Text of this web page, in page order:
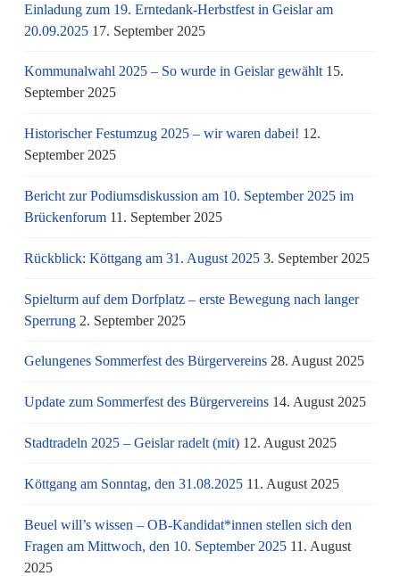
Einladung zum 19. Erntedank-Herbstfest in Geislar am
20.09.2025 17. September 2025
Kommunalwahl 2025 – So wurde in Geislar gewählt 15.
September 2025
Historischer Festumzug 2025 – wir waren dabei! 12.
September 2025
Bericht zur Podiumsdiskussion am 10. September 2025 im
Brückenforum 11. September 2025
Rückblick: Köttgang am 31. August 2025 3. September 2025
Spielturm auf dem Dorfplatz – erste Bewegung nach langer
Sperrung 2. September 2025
Gelungenes Sommerfest des Bürgervereins 28. August 2025
Update zum Sommerfest des Bürgervereins 14. August 2025
Stadtradeln 2025 – Geislar radelt (mit) 12. August 2025
Köttgang am Sonntag, den 31.08.2025 11. August 2025
Beuel will’s wissen – OB-Kandidat*innen stellen sich den
Fragen am Mittwoch, den 10. September 2025 11. August
2025